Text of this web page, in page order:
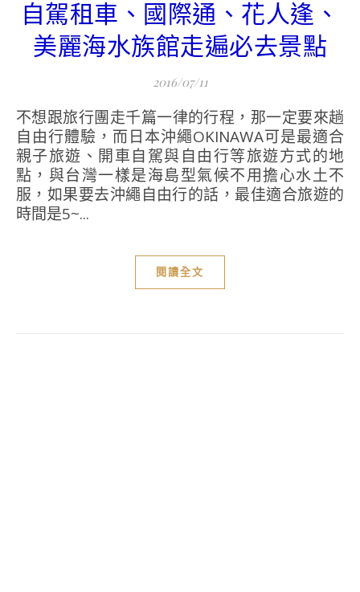
自駕租車、國際通、花人逢、
美麗海水族館走遍必去景點
2016/07/11
不想跟旅行團走千篇一律的行程，那一定要來趟
自由行體驗，而日本沖繩OKINAWA可是最適合
親子旅遊、開車自駕與自由行等旅遊方式的地
點，與台灣一樣是海島型氣候不用擔心水土不
服，如果要去沖繩自由行的話，最佳適合旅遊的
時間是5~...
閱讀全文